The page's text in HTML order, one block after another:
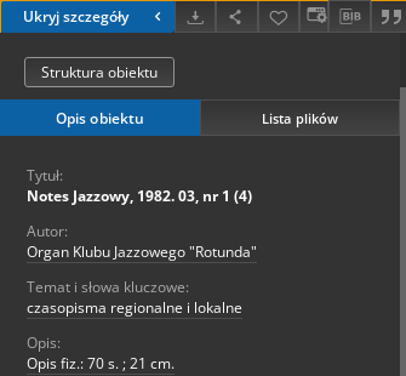
Ukryj szczegóły
Struktura obiektu
Opis obiektu Lista plików
Tytuł:
Notes Jazzowy, 1982. 03, nr 1 (4)
Autor:
Organ Klubu Jazzowego "Rotunda"
Temat i słowa kluczowe:
czasopisma regionalne i lokalne
Opis:
Opis fiz.: 70 s. ; 21 cm.